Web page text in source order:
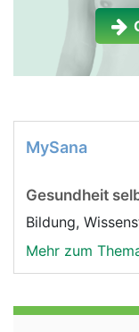
MySana
Gesundheit
Bildung,
Mehr zum